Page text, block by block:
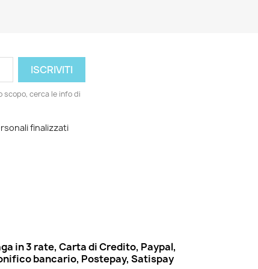
scopo, cerca le info di
finalizzati
in 3 rate, Carta di Credito, Paypal,
bancario, Postepay, Satispay